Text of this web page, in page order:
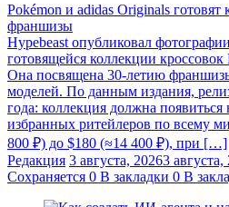
Pokémon и adidas Originals
франшизы
Hypebeast опубликовал
готовящейся коллекции
Она посвящена 30-летию
моделей. По данным издания,
года: коллекция должна появиться
избранных ритейлеров по всему
800 ₽) до $180 (≈14 400 ₽), при […]
Редакция 3 августа, 20263 августа,
Сохраняется 0 В закладки 0 В